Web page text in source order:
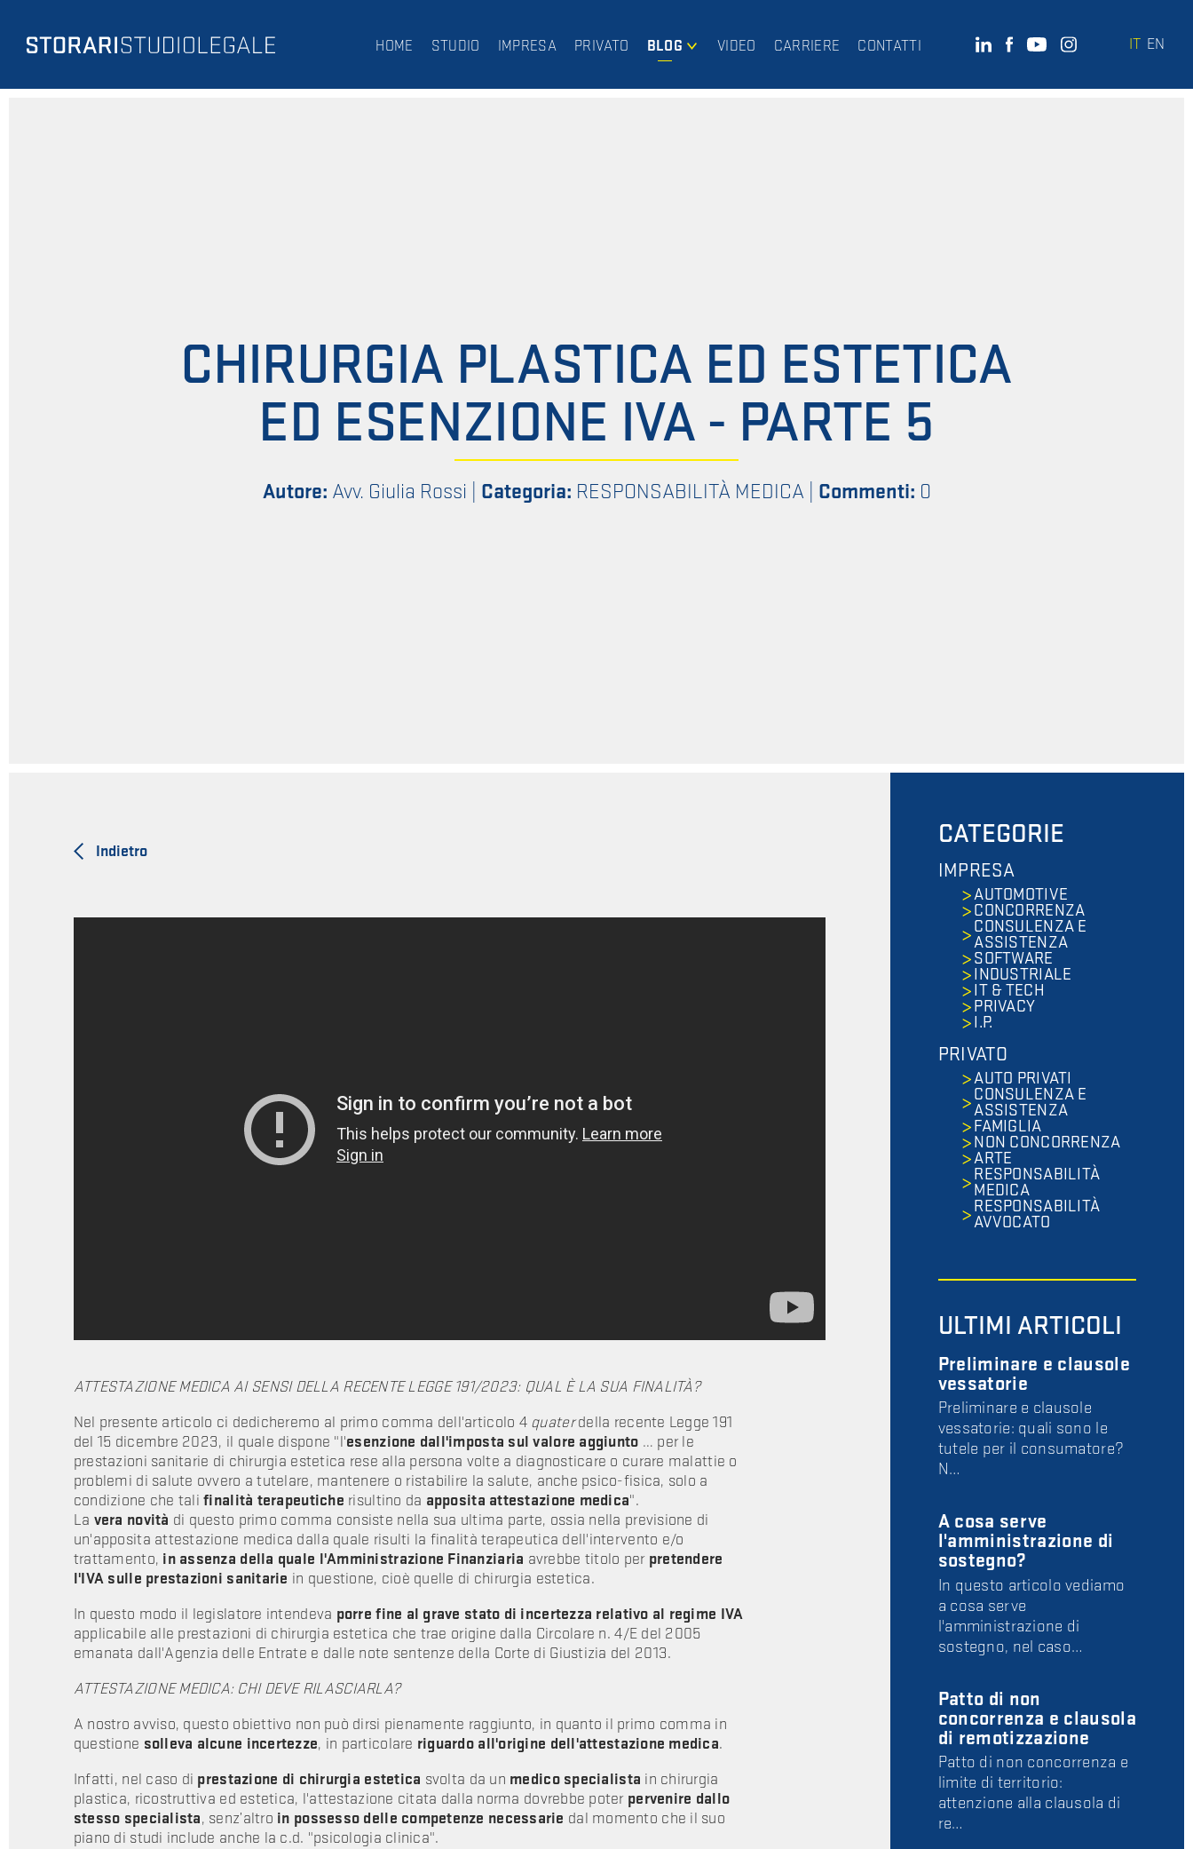
HOME STUDIO IMPRESA PRIVATO BLOG
IMPRESA
VIDEO CARRIERE CONTATTI IT EN
CHIRURGIA PLASTICA ED ESTETICA
ED ESENZIONE IVA - PARTE 5
Autore: Avv. Giulia Rossi Categoria: RESPONSABILITÀ MEDICA Commenti: 0
Indietro
ATTESTAZIONE MEDICA AI SENSI DELLA RECENTE LEGGE 191/2023: QUAL È LA SUA FINALITÀ?
Nel presente articolo ci dedicheremo al primo comma dell'articolo 4 quaterdella recente Legge 191
del 15 dicembre 2023, il quale dispone "l'esenzione dall'imposta sul valore aggiunto … per le
prestazioni sanitarie di chirurgia estetica rese alla persona volte a diagnosticare o curare malattie o
problemi di salute ovvero a tutelare, mantenere o ristabilire la salute, anche psico-fisica, solo a
condizione che talifinalità terapeutiche risultino da apposita attestazione medica".
La vera novità di questo primo comma consiste nella sua ultima parte, ossia nella previsione di
un'apposita attestazione medica dalla quale risulti la finalità terapeutica dell'intervento e/o
trattamento, in assenza della quale l'Amministrazione Finanziaria avrebbe titolo per pretendere
l'IVA sulle prestazioni sanitarie in questione, cioè quelle di chirurgia estetica.
In questo modo il legislatore intendeva porre fine al grave stato di incertezza relativo al regime IVA
applicabile alle prestazioni di chirurgia estetica che trae origine dalla Circolare n. 4/E del 2005
emanata dall'Agenzia delle Entrate e dalle note sentenze della Corte di Giustizia del 2013.
ATTESTAZIONE MEDICA: CHI DEVE RILASCIARLA?
A nostro avviso, questo obiettivo non può dirsi pienamente raggiunto, in quanto il primo comma in
questione solleva alcune incertezze, in particolare riguardo all'origine dell'attestazione medica.
Infatti, nel caso di prestazione di chirurgia estetica svolta da un medico specialista in chirurgia
plastica, ricostruttiva ed estetica, l'attestazione citata dalla norma dovrebbe poter pervenire dallo
stesso specialista, senz’altro in possesso delle competenze necessarie dal momento che il suo
piano di studi include anche la c.d. "psicologia clinica".
CATEGORIE
IMPRESA
AUTOMOTIVE
CONCORRENZA
CONSULENZA E
ASSISTENZA
SOFTWARE
INDUSTRIALE
IT & TECH
PRIVACY
I.P.
PRIVATO
AUTO PRIVATI
CONSULENZA E
ASSISTENZA
FAMIGLIA
NON CONCORRENZA
ARTE
RESPONSABILITÀ
MEDICA
RESPONSABILITÀ
AVVOCATO
ULTIMI ARTICOLI
Preliminare e clausole
vessatorie
Preliminare e clausole
vessatorie: quali sono le
tutele per il consumatore?
N…
A cosa serve
l'amministrazione di
sostegno?
In questo articolo vediamo
a cosa serve
l'amministrazione di
sostegno, nel caso…
Patto di non
concorrenza e clausola
di remotizzazione
Patto di non concorrenza e
limite di territorio:
attenzione alla clausola di
re…